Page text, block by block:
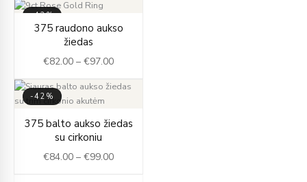
-42%
375 raudono aukso
žiedas
€82.00 – €97.00
range:
through
-42%
375 balto aukso žiedas
su cirkoniu
€84.00 – €99.00
range:
through